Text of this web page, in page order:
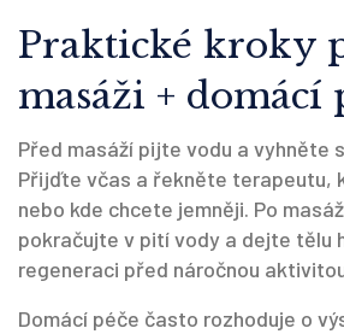
Praktické kroky
masáži + domácí
Před masáží pijte vodu a vyhněte
Přijďte včas a řekněte terapeutu,
nebo kde chcete jemněji. Po
pokračujte v pití vody a dejte tělu
regeneraci před náročnou
Domácí péče často rozhoduje o